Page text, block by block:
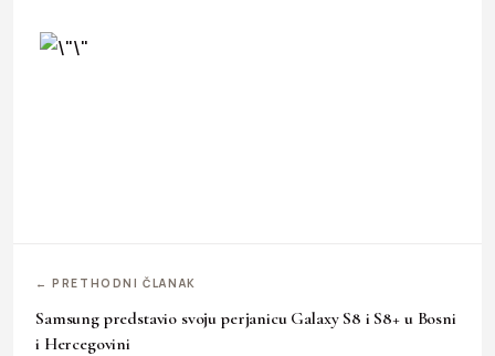
← PRETHODNI ČLANAK
Samsung predstavio svoju perjanicu Galaxy S8 i S8+ u Bosni
i Hercegovini